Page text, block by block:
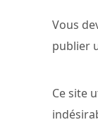
Vous
publier
Ce site